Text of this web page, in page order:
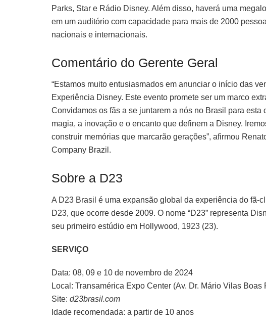
Parks, Star e Rádio Disney. Além disso, haverá uma
em um auditório com capacidade para mais de 2000
nacionais e internacionais.
Comentário do Gerente Geral
“Estamos muito entusiasmados em anunciar o início das
Experiência Disney. Este evento promete ser um marco
Convidamos os fãs a se juntarem a nós no Brasil para
magia, a inovação e o encanto que definem a Disney.
construir memórias que marcarão gerações”, afirmou
Company Brazil.
Sobre a D23
A D23 Brasil é uma expansão global da experiência do fã-
D23, que ocorre desde 2009. O nome “D23” representa
seu primeiro estúdio em Hollywood, 1923 (23).
SERVIÇO
Data: 08, 09 e 10 de novembro de 2024
Local: Transamérica Expo Center (Av. Dr. Mário Vilas
Site: d23brasil.com
Idade recomendada: a partir de 10 anos